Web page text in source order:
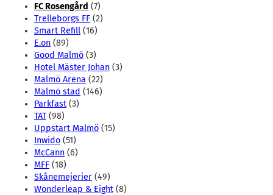
FC Rosengård (7)
Trelleborgs FF (2)
Smart Refill (16)
E.on (89)
Good Malmö (3)
Hotel Mäster Johan (3)
Malmö Arena (22)
Malmö stad (146)
Parkfast (3)
TAT(98)
Uppstart Malmö (15)
Inwido (51)
McCann (6)
MFF (18)
Skånemejerier (49)
Wonderleap & Eight (8)